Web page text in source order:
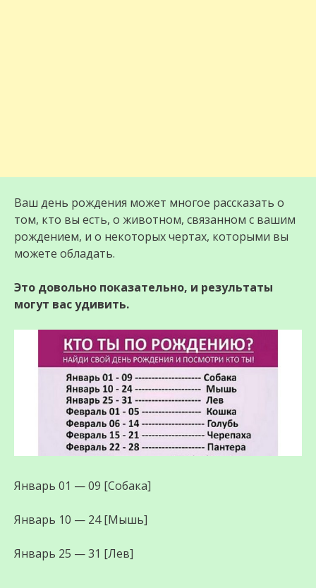
Ваш день рождения может многое рассказать о
том, кто вы есть, о животном, связанном с вашим
рождением, и о некоторых чертах, которыми вы
можете обладать.
Это довольно показательно, и результаты
могут вас удивить.
Январь 01 — 09 [Собака]
Январь 10 — 24 [Мышь]
Январь 25 — 31 [Лев]